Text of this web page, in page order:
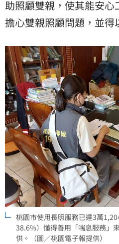
助照顧雙親，使其能安
擔心雙親照顧問題，並得
桃園市使用長照服務已達3萬
38.6%）懂得善用「喘息服務」
供。（圖／桃園電子報提供）